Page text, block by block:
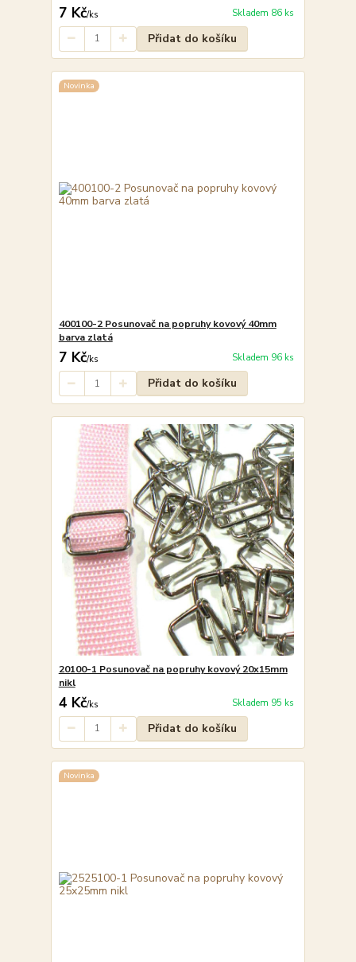
7 Kč/ks Skladem 86 ks
Přidat do košíku
Novinka
400100-2 Posunovač na popruhy kovový 40mm
barva zlatá
7 Kč/ks Skladem 96 ks
Přidat do košíku
20100-1 Posunovač na popruhy kovový 20x15mm
nikl
4 Kč/ks Skladem 95 ks
Přidat do košíku
Novinka